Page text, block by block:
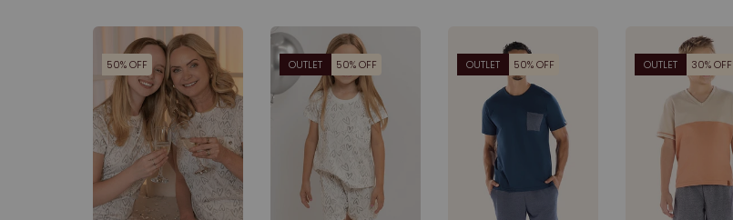
50% OFF OUTLET 50% OFF OUTLET 50% OFF OUTLET 30% OFF